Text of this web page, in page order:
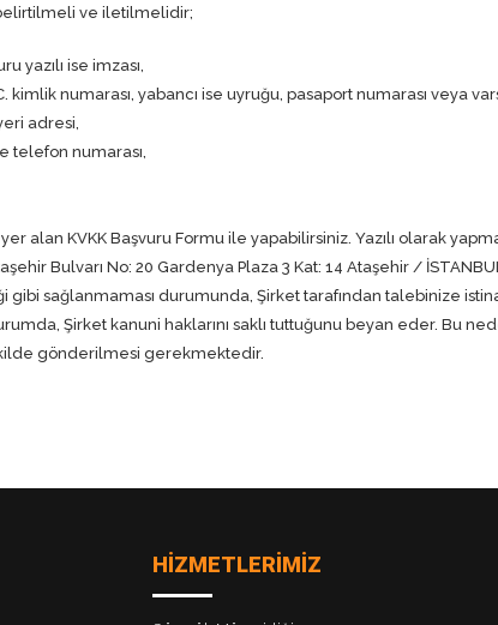
ve iletilmelidir;
yazılı ise imzası,
kimlik numarası, yabancı ise uyruğu, pasaport numarası veya
adresi,
telefon numarası,
alan KVKK Başvuru Formu ile yapabilirsiniz. Yazılı olarak
Bulvarı No: 20 Gardenya Plaza 3 Kat: 14 Ataşehir /
sağlanmaması durumunda, Şirket tarafından talebinize
Şirket kanuni haklarını saklı tuttuğunu beyan eder. Bu
gönderilmesi gerekmektedir.
HİZMETLERİMİZ